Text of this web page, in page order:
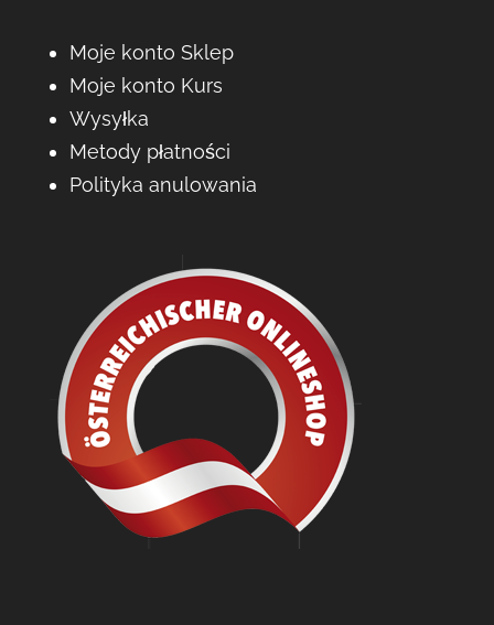
Moje konto Sklep
Moje konto Kurs
Wysyłka
Metody płatności
Polityka anulowania